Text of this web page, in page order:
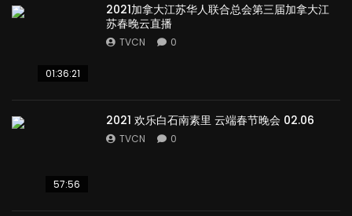
01:36:21
2021加拿大江苏华人联合总会第三届加拿大江
苏春晚云直播
TVCN 0
57:56
2021 欢乐白石南素里 云端春节晚会 02.06
TVCN 0